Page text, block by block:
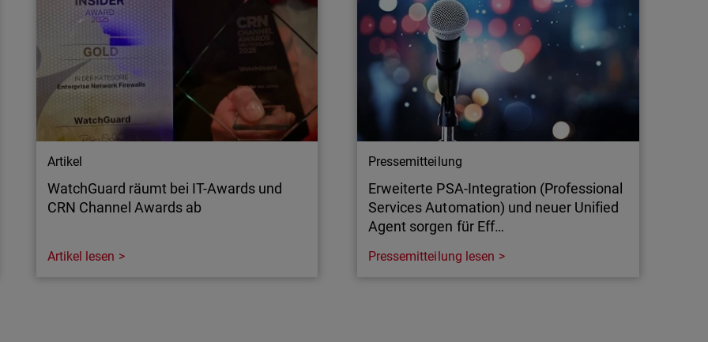
Rauschen. Endpoint-Security-Effizienz löst
dieses Rauschen auf, blockiert Bedrohungen
und sorgt für skalierbaren Schutz.
Unternehmen in der SPARK Matrix 2025 für
Network Detection & Response (NDR) für
seine hochwirksamen Sicherheitslösungen
ausgezeichnet.
Artikel
WatchGuard räumt bei IT-Awards und
CRN Channel Awards ab
Artikel lesen
Pressemitteilung
Erweiterte PSA-Integration (Professional
Services Automation) und neuer Unified
Agent sorgen für Eff…
Pressemitteilung lesen